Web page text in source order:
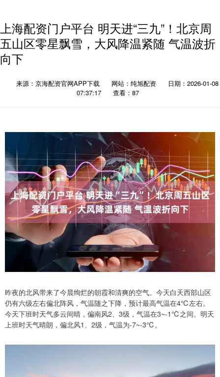
上海配资门户平台 明天进“三九”！北京周
五山区零星飘雪，大风降温紧随 气温波折
向下
来源：京海配资官网APP下载 网站：纯旭配资
日期：2026-01-08
07:37:17
查看：87
昨夜的北风带来了今晨绚烂的朝霞和清爽的空气。今天白天西部山区
仍有六级左右偏北阵风，气温随之下降，预计最高气温在4℃左右。
今天下班时天气多云间晴，偏南风2、3级，气温在3~-1℃之间。明天
上班时天气晴朗，偏北风1、2级，气温为-7~-3℃。